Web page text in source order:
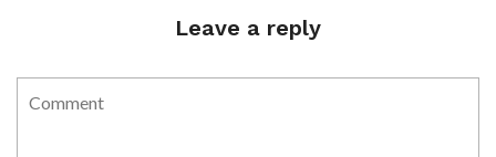
Leave a reply